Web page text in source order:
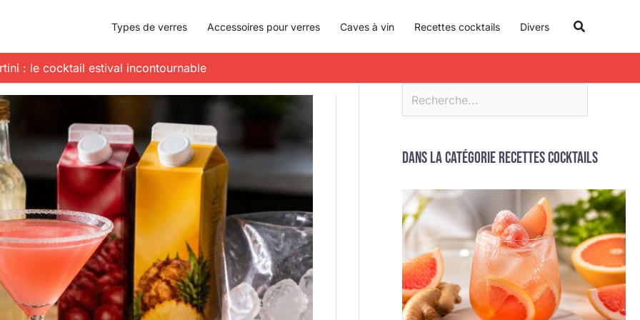
Types de verres Accessoires pour verres Caves à vin Recettes cocktails Divers
: le cocktail estival incontournable
c
h
c
e
r
Dans la catégorie Recettes cocktails